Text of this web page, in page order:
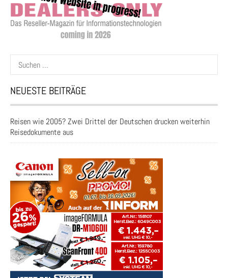
Suchen
nach:
NEUESTE BEITRÄGE
Reisen wie 2005? Zwei Drittel der Deutschen drucken weiterhin
Reisedokumente aus